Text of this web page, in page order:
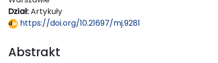
Dział:Artykuły
https://doi.org/10.21697/mj.9281
Abstrakt